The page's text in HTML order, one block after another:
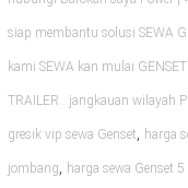
siap membantu solusi SEWA
kami SEWA kan mulai
TRAILER . jangkauan wilayah
gresik vip sewa Genset, harga
jombang, harga sewa Genset